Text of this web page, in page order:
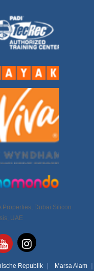
Properties, Dubai Silicon
UAE
Republik
Marsa Alam